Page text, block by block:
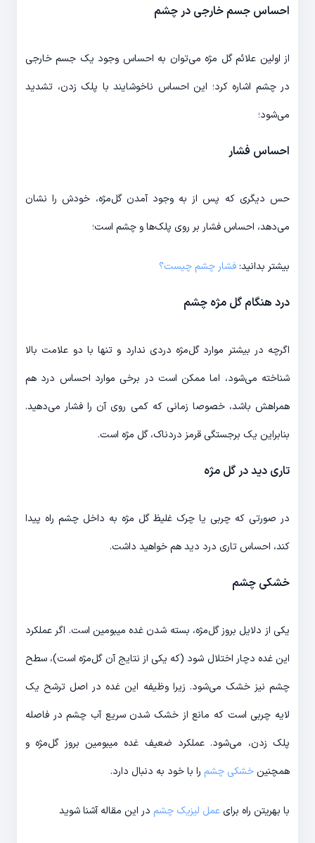
احساس جسم خارجی در چشم
از اولین علائم گل مژه می‌توان به احساس وجود یک جسم خارجی
در چشم اشاره کرد؛ این احساس ناخوشایند با پلک زدن، تشدید
می‌شود؛
احساس فشار
حس دیگری که پس از به وجود آمدن گل‌مژه، خودش را نشان
می‌دهد، احساس فشار بر روی پلک‌ها و چشم است؛
بیشتر بدانید:فشار چشم چیست؟
درد هنگام گل مژه چشم
اگرچه در بیشتر موارد گل‌مژه دردی ندارد و تنها با دو علامت بالا
شناخته می‌شود، اما ممکن است در برخی موارد احساس درد هم
همراهش باشد، خصوصا زمانی که کمی روی آن را فشار می‌دهید.
بنابراین یک برجستگی قرمز دردناک، گل مژه است.
تاری دید در گل مژه
در صورتی که چربی یا چرک غلیظ گل مژه به داخل چشم راه پیدا
کند، احساس تاری درد دید هم خواهید داشت.
خشکی چشم
یکی از دلایل بروز گل‌مژه، بسته شدن غده میبومین است. اگر عملکرد
این غده دچار اختلال شود (که یکی از نتایج آن گل‌مژه است)، سطح
چشم نیز خشک می‌شود. زیرا وظیفه این غده در اصل ترشح یک
لایه چربی است که مانع از خشک شدن سریع آب چشم در فاصله
پلک زدن، می‌شود. عملکرد ضعیف غده میبومین بروز گل‌مژه و
همچنین خشکی چشم را با خود به دنبال دارد.
با بهریتن راه برایعمل لیزیک چشم در این مقاله آشنا شوید